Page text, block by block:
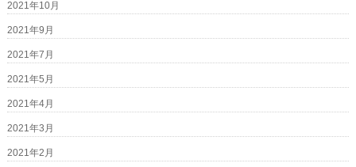
2021年10月
2021年9月
2021年7月
2021年5月
2021年4月
2021年3月
2021年2月